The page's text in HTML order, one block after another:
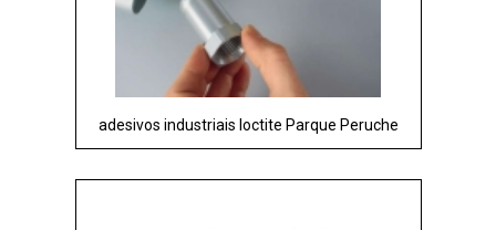
adesivos industriais loctite Parque Peruche